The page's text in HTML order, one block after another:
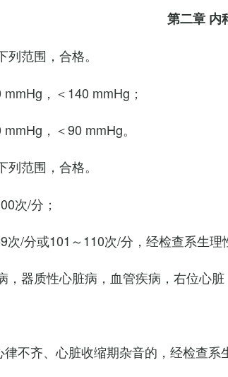
第二章 内
列范围，合格。
mmHg，＜140 mmHg；
，＜90 mmHg。
列范围，合格。
次/分；
次/分或101～110次/分，经检查系生理
，器质性心脏病，血管疾病，右位心脏
律不齐、心脏收缩期杂音的，经检查系